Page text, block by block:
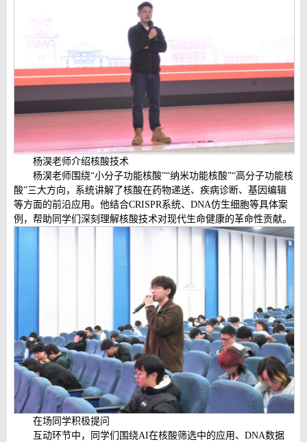
杨淏老师介绍核酸技术
杨淏老师围绕“小分子功能核酸”“纳米功能核酸”“高分子功能核
酸”三大方向，系统讲解了核酸在药物递送、疾病诊断、基因编辑
等方面的前沿应用。他结合CRISPR系统、DNA仿生细胞等具体案
例，帮助同学们深刻理解核酸技术对现代生命健康的革命性贡献。
在场同学积极提问
互动环节中，同学们围绕AI在核酸筛选中的应用、DNA数据